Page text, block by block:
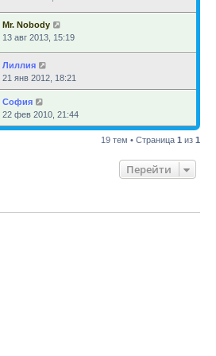
Mr. Nobody
13 авг 2013, 15:19
Лиллия
21 янв 2012, 18:21
София
22 фев 2010, 21:44
19 тем • Страница 1 из 1
Перейти